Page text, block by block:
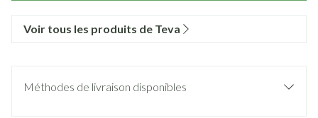
Voir tous les produits de Teva
Méthodes de livraison disponibles